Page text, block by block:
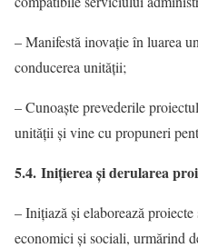
– Manifestă inovaţie în luarea
conducerea unității;
– Cunoaște prevederile
unității și vine cu propuneri
5.4. Iniţierea şi derularea
– Iniţiază şi elaborează
economici și sociali, urmărind